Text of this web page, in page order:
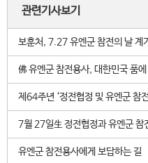
관련기사보기
보훈처, 7.27 유엔군 참전의 날 계
佛 유엔군 참전용사, 대한민국 품
제64주년 ‘정전협정 및 유엔군 참
7월 27일生 정전협정과 유엔군 참
유엔군 참전용사에게 보답하는 길